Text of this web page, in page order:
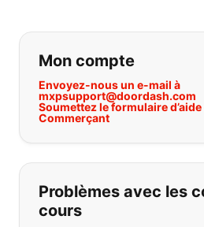
Si vous ne trouvez
Mon compte
Envoyez-nous un e-mail à
mxpsupport@doordash.com
Soumettez le formulaire
Commerçant
Problèmes avec les
cours